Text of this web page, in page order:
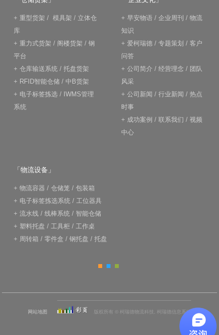
+ 重型货架 / 模具架 / 立体仓
库
+ 重力式货架 / 阁楼货架 / 钢
平台
+ 仓库输送系统 / 托盘货架
+ RFID智能仓储 / 中B货架
+ 电子标签拣选 / IWMS管理
系统
+ 早安物语 / 企业周刊 / 物流
知识
+ 爱柯瑞德 / 专题策划 / 客户
问答
+ 公司简介 / 经营理念 / 团队
风采
+ 公司新闻 / 行业新闻 / 热点
时事
+ 成功案例 / 联系我们 / 视频
中心
「物流设备」
+ 物流容器 / 仓储笼 / 包装箱
+ 电子标签拣选系统 / 工位器具
+ 流水线 / 线棒系统 / 智能仓储
+ 塑料托盘 / 工具柜 / 工作桌
+ 周转箱 / 零件盒 / 钢托盘 / 托盘
网站地图 版权所有 © 柯瑞德物流科技, 柯瑞德信息系统